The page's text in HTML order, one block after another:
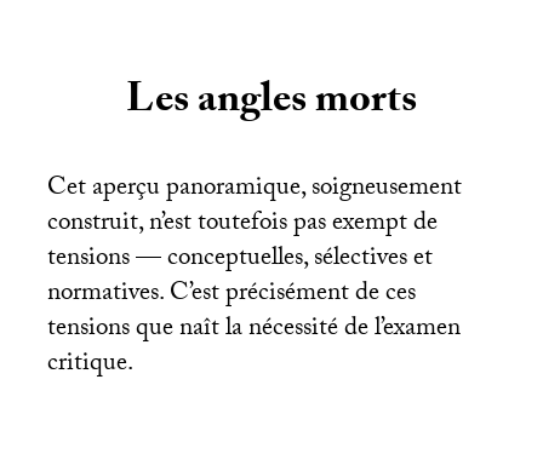
Les angles morts
Cet aperçu panoramique, soigneusement
construit, n’est toutefois pas exempt de
tensions — conceptuelles, sélectives et
normatives. C’est précisément de ces
tensions que naît la nécessité de l’examen
critique.